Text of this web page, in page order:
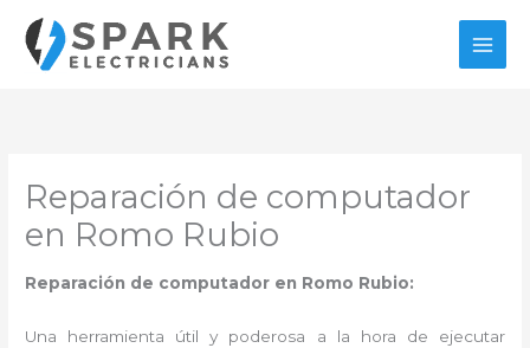
contenido
Reparación de computador
en Romo Rubio
Reparación de computador en Romo Rubio:
Una herramienta útil y poderosa a la hora de ejecutar